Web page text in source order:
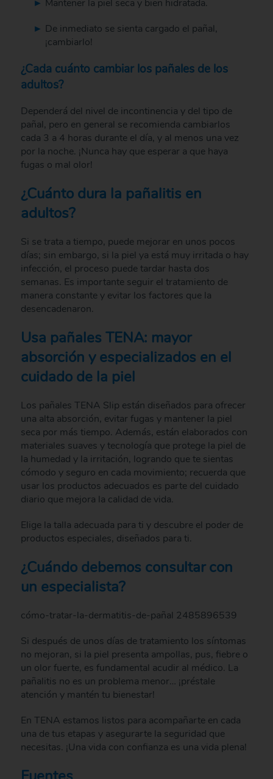
Mantener la piel seca y bien hidratada.
De inmediato se sienta cargado el pañal,
¡cambiarlo!
¿Cada cuánto cambiar los pañales de los
adultos?
Dependerá del nivel de incontinencia y del tipo de
pañal, pero en general se recomienda cambiarlos
cada 3 a 4 horas durante el día, y al menos una vez
por la noche. ¡Nunca hay que esperar a que haya
fugas o mal olor!
¿Cuánto dura la pañalitis en
adultos?
Si se trata a tiempo, puede mejorar en unos pocos
días; sin embargo, si la piel ya está muy irritada o hay
infección, el proceso puede tardar hasta dos
semanas. Es importante seguir el tratamiento de
manera constante y evitar los factores que la
desencadenaron.
Usa pañales TENA: mayor
absorción y especializados en el
cuidado de la piel
Los pañales TENA Slip están diseñados para ofrecer
una alta absorción, evitar fugas y mantener la piel
seca por más tiempo. Además, están elaborados con
materiales suaves y tecnología que protege la piel de
la humedad y la irritación, logrando que te sientas
cómodo y seguro en cada movimiento; recuerda que
usar los productos adecuados es parte del cuidado
diario que mejora la calidad de vida.
Elige la talla adecuada para ti y descubre el poder de
productos especiales, diseñados para ti.
¿Cuándo debemos consultar con
un especialista?
cómo-tratar-la-dermatitis-de-pañal 2485896539
Si después de unos días de tratamiento los síntomas
no mejoran, si la piel presenta ampollas, pus, fiebre o
un olor fuerte, es fundamental acudir al médico. La
pañalitis no es un problema menor… ¡préstale
atención y mantén tu bienestar!
En TENA estamos listos para acompañarte en cada
una de tus etapas y asegurarte la seguridad que
necesitas. ¡Una vida con confianza es una vida plena!